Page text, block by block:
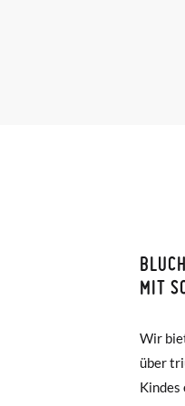
MIT
Wir
über
Kindes
hinaus
Zapato